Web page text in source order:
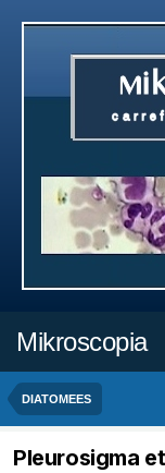
Mikroscopia
DIATOMEES
Pleurosigma